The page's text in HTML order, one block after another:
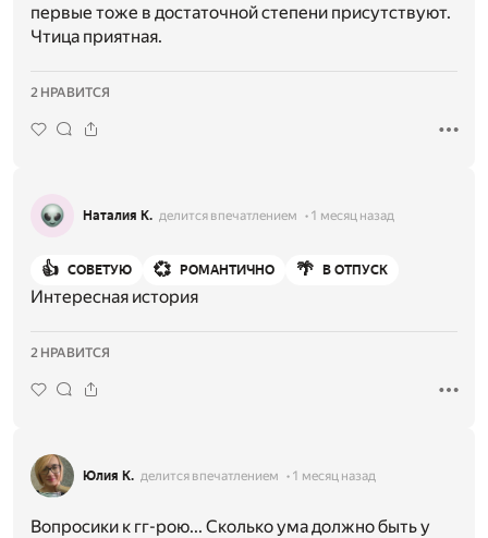
первые тоже в достаточной степени присутствуют.
Чтица приятная.
2 НРАВИТСЯ
Наталия К. делится впечатлением 1 месяц назад
👍 СОВЕТУЮ 💞 РОМАНТИЧНО 🌴 В ОТПУСК
Интересная история
2 НРАВИТСЯ
Юлия К. делится впечатлением 1 месяц назад
Вопросики к гг-рою... Сколько ума должно быть у